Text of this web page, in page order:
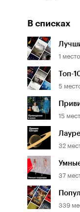
В списках
1
Топ-
5
15
32
37
339